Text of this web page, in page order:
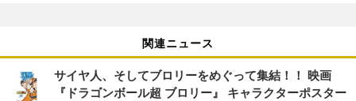
関連ニュース
サイヤ人、そしてブロリーをめぐって集結！！ 映画
『ドラゴンボール超 ブロリー』 キャラクターポスター